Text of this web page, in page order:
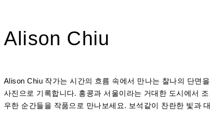
Alison Chiu
Alison Chiu 작가는 시간의 흐름 속에서 만나는 찰나의 단면을
사진으로 기록합니다. 홍콩과 서울이라는 거대한 도시에서 조
우한 순간들을 작품으로 만나보세요. 보석같이 찬란한 빛과 대